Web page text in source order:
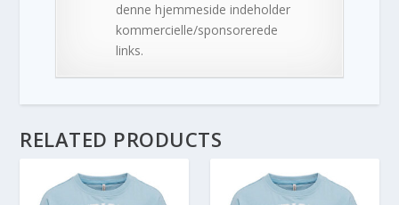
denne hjemmeside indeholder
kommercielle/sponsorerede
links.
RELATED PRODUCTS